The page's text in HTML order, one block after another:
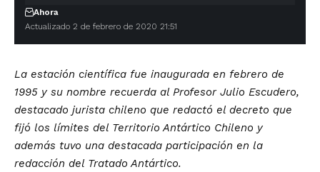
Actualizado 2 de febrero de 2020 21:51
Ahora
La estación científica fue inaugurada en febrero de
1995 y su nombre recuerda al Profesor Julio Escudero,
destacado jurista chileno que redactó el decreto que
fijó los límites del Territorio Antártico Chileno y
además tuvo una destacada participación en la
redacción del Tratado Antártico.